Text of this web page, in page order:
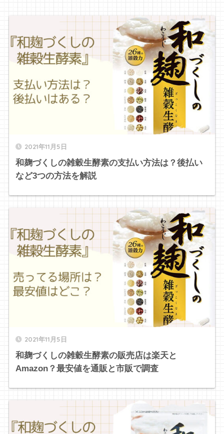
2021年11月5日
和麹づくしの雑穀生酵素の支払い方法は？後払い
など3つの方法を解説
2021年11月5日
和麹づくしの雑穀生酵素の販売店は楽天と
Amazon？最安値を通販と市販で調査